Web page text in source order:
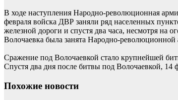
В ходе наступления Народно-революционная
февраля войска ДВР заняли ряд населенных
железной дороги и спустя два часа, несмотря
Волочаевка была занята Народно-
Сражение под Волочаевкой стало крупнейшей
Спустя два дня после битвы под Волочаевкой, 14
Похожие новости